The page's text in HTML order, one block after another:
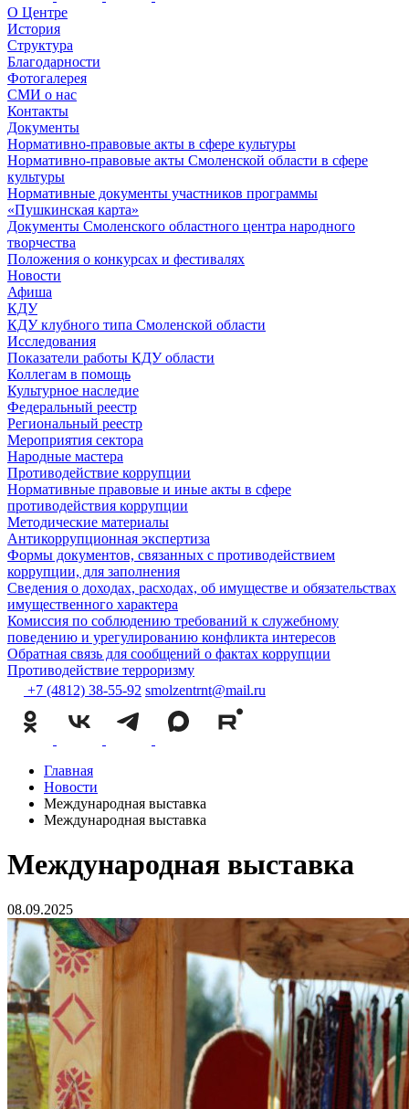
О Центре
История
Структура
Благодарности
Фотогалерея
СМИ о нас
Контакты
Документы
Нормативно-правовые акты в сфере культуры
Нормативно-правовые акты Смоленской области в сфере
культуры
Нормативные документы участников программы
«Пушкинская карта»
Документы Смоленского областного центра народного
творчества
Положения о конкурсах и фестивалях
Новости
Афиша
КДУ
КДУ клубного типа Смоленской области
Исследования
Показатели работы КДУ области
Коллегам в помощь
Культурное наследие
Федеральный реестр
Региональный реестр
Мероприятия сектора
Народные мастера
Противодействие коррупции
Нормативные правовые и иные акты в сфере
противодействия коррупции
Методические материалы
Антикоррупционная экспертиза
Формы документов, связанных с противодействием
коррупции, для заполнения
Сведения о доходах, расходах, об имуществе и обязательствах
имущественного характера
Комиссия по соблюдению требований к служебному
поведению и урегулированию конфликта интересов
Обратная связь для сообщений о фактах коррупции
Противодействие терроризму
+7 (4812) 38-55-92 smolzentrnt@mail.ru
Главная
Новости
Международная выставка
Международная выставка
Международная выставка
08.09.2025